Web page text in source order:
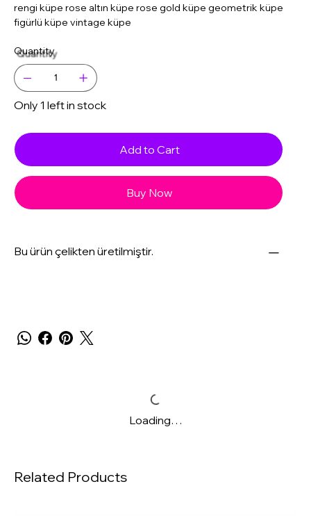
rengi küpe rose altın küpe rose gold küpe geometrik küpe
figürlü küpe vintage küpe
Quantity
Only 1 left in stock
Add to Cart
Buy Now
Bu ürün çelikten üretilmiştir.
Loading…
Related Products